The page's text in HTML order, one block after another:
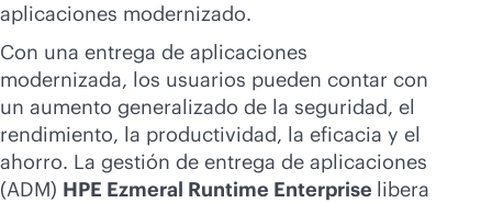
aplicaciones modernizado.
Con una entrega de aplicaciones
modernizada, los usuarios pueden contar con
un aumento generalizado de la seguridad, el
rendimiento, la productividad, la eficacia y el
ahorro. La gestión de entrega de aplicaciones
(ADM) HPE Ezmeral Runtime Enterprise libera